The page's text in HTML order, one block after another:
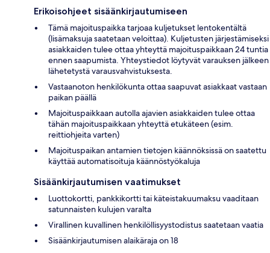
Erikoisohjeet sisäänkirjautumiseen
Tämä majoituspaikka tarjoaa kuljetukset lentokentältä
(lisämaksuja saatetaan veloittaa). Kuljetusten järjestämiseksi
asiakkaiden tulee ottaa yhteyttä majoituspaikkaan 24 tuntia
ennen saapumista. Yhteystiedot löytyvät varauksen jälkeen
lähetetystä varausvahvistuksesta.
Vastaanoton henkilökunta ottaa saapuvat asiakkaat vastaan
paikan päällä
Majoituspaikkaan autolla ajavien asiakkaiden tulee ottaa
tähän majoituspaikkaan yhteyttä etukäteen (esim.
reittiohjeita varten)
Majoituspaikan antamien tietojen käännöksissä on saatettu
käyttää automatisoituja käännöstyökaluja
Sisäänkirjautumisen vaatimukset
Luottokortti, pankkikortti tai käteistakuumaksu vaaditaan
satunnaisten kulujen varalta
Virallinen kuvallinen henkilöllisyystodistus saatetaan vaatia
Sisäänkirjautumisen alaikäraja on 18